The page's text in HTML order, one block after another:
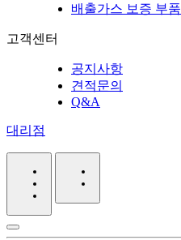
배출가스 보증 부품
고객센터
공지사항
견적문의
Q&A
대리점